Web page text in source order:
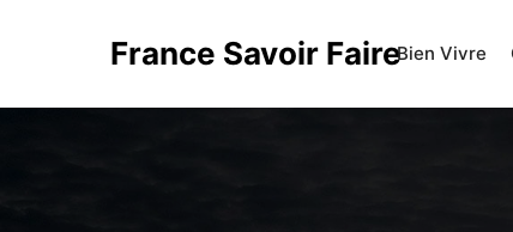
France Savoir FaireBien Vivre